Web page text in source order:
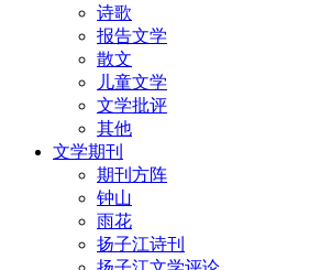
诗歌
报告文学
散文
儿童文学
文学批评
其他
文学期刊
期刊方阵
钟山
雨花
扬子江诗刊